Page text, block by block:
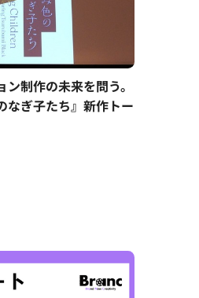
制作の未来を問う。
なぎ子たち』新作トー